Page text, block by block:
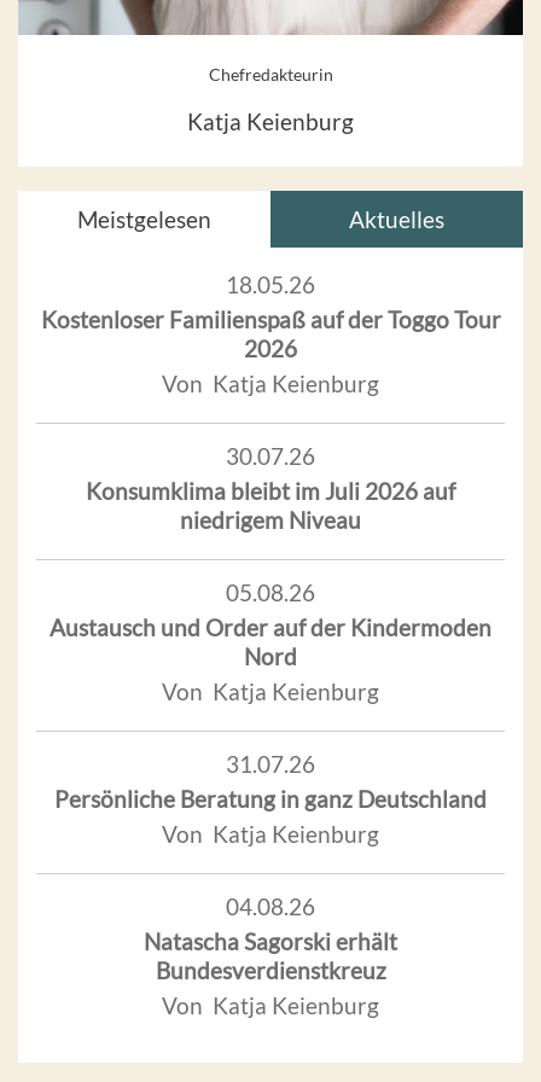
Chefredakteurin
Katja Keienburg
Meistgelesen Aktuelles
18.05.26
Kostenloser Familienspaß auf der Toggo Tour
2026
Von Katja Keienburg
30.07.26
Konsumklima bleibt im Juli 2026 auf
niedrigem Niveau
05.08.26
Austausch und Order auf der Kindermoden
Nord
Von Katja Keienburg
31.07.26
Persönliche Beratung in ganz Deutschland
Von Katja Keienburg
04.08.26
Natascha Sagorski erhält
Bundesverdienstkreuz
Von Katja Keienburg